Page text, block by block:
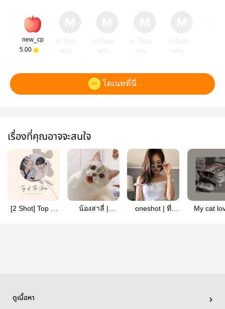
new_cp
5.00
มาโดเน
ทกัน
มาโดเน
ทกัน
มาโดเน
ทกัน
มาโดเน
ทกัน
โดเนทที่นี่
เรื่องที่คุณอาจจะสนใจ
[2 Shot] Top of
น้องสาลี่ |
oneshot | ที่
My cat
ดูเนื้อหา